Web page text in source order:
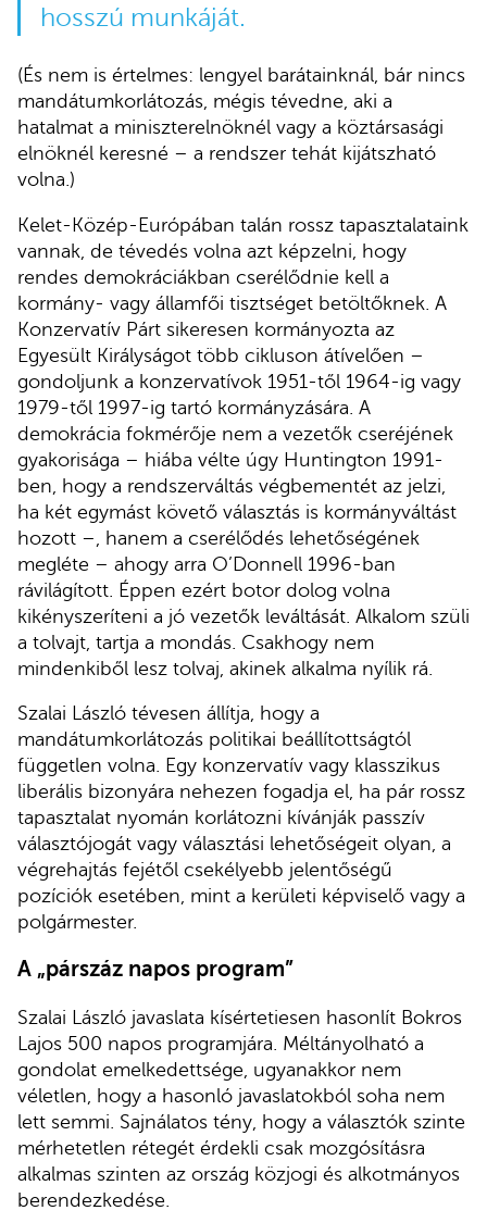
hosszú munkáját.
(És nem is értelmes: lengyel barátainknál, bár nincs
mandátumkorlátozás, mégis tévedne, aki a
hatalmat a miniszterelnöknél vagy a köztársasági
elnöknél keresné – a rendszer tehát kijátszható
volna.)
Kelet-Közép-Európában talán rossz tapasztalataink
vannak, de tévedés volna azt képzelni, hogy
rendes demokráciákban cserélődnie kell a
kormány- vagy államfői tisztséget betöltőknek. A
Konzervatív Párt sikeresen kormányozta az
Egyesült Királyságot több cikluson átívelően –
gondoljunk a konzervatívok 1951-től 1964-ig vagy
1979-től 1997-ig tartó kormányzására. A
demokrácia fokmérője nem a vezetők cseréjének
gyakorisága – hiába vélte úgy Huntington 1991-
ben, hogy a rendszerváltás végbementét az jelzi,
ha két egymást követő választás is kormányváltást
hozott –, hanem a cserélődés lehetőségének
megléte – ahogy arra O’Donnell 1996-ban
rávilágított. Éppen ezért botor dolog volna
kikényszeríteni a jó vezetők leváltását. Alkalom szüli
a tolvajt, tartja a mondás. Csakhogy nem
mindenkiből lesz tolvaj, akinek alkalma nyílik rá.
Szalai László tévesen állítja, hogy a
mandátumkorlátozás politikai beállítottságtól
független volna. Egy konzervatív vagy klasszikus
liberális bizonyára nehezen fogadja el, ha pár rossz
tapasztalat nyomán korlátozni kívánják passzív
választójogát vagy választási lehetőségeit olyan, a
végrehajtás fejétől csekélyebb jelentőségű
pozíciók esetében, mint a kerületi képviselő vagy a
polgármester.
A „párszáz napos program”
Szalai László javaslata kísértetiesen hasonlít Bokros
Lajos 500 napos programjára. Méltányolható a
gondolat emelkedettsége, ugyanakkor nem
véletlen, hogy a hasonló javaslatokból soha nem
lett semmi. Sajnálatos tény, hogy a választók szinte
mérhetetlen rétegét érdekli csak mozgósításra
alkalmas szinten az ország közjogi és alkotmányos
berendezkedése.